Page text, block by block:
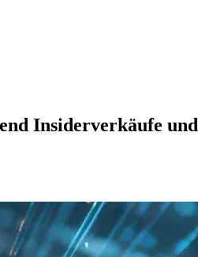
Insiderverkäufe und